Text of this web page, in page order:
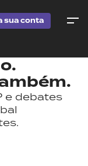
sua conta
e debates